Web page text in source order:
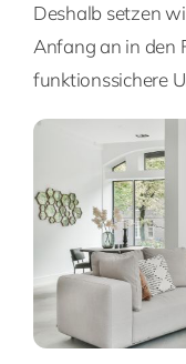
Deshalb setzen
Anfang an in den
funktionssichere